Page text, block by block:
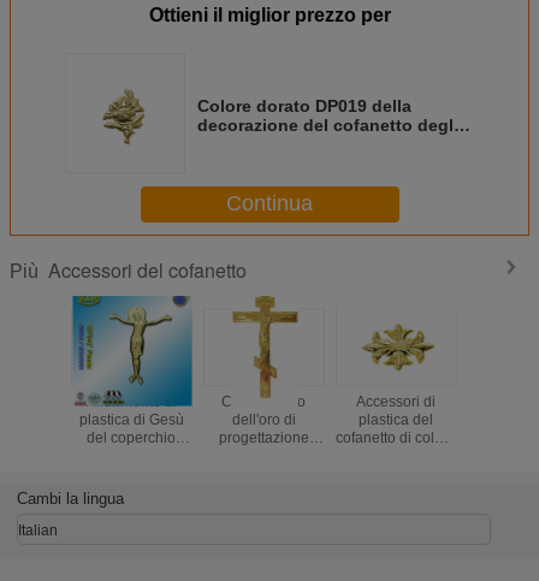
Ottieni il miglior prezzo per
Colore dorato DP019 della
decorazione del cofanetto degli
Continua
Più Accessori del cofanetto
Riferimento di
plastica di Gesù
del coperchio
cofanetto nessun
DP042 cristo
Colore russo
dell'oro di
progettazione
Accessori di
plastica del
cofanetto di colore
Cambi la lingua
Italian